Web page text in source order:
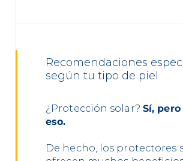
Recomendaciones
según tu tipo de piel
¿Protección solar? Sí,
eso.
De hecho, los protectores